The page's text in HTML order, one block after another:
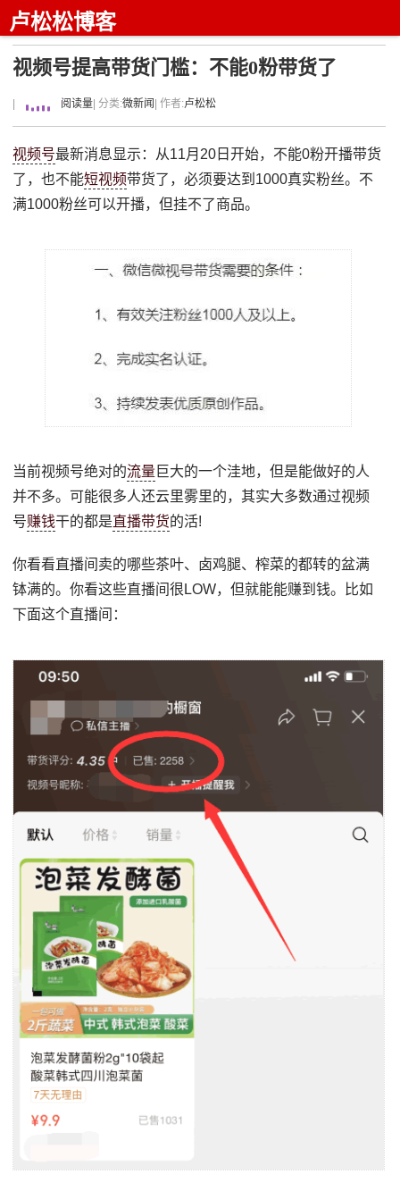
卢松松博客
视频号提高带货门槛：不能0粉带货了
阅读量 | 分类:微新闻 | 作者:卢松松
视频号最新消息显示：从11月20日开始，不能0粉开播带货
了，也不能短视频带货了，必须要达到1000真实粉丝。不
满1000粉丝可以开播，但挂不了商品。
当前视频号绝对的流量巨大的一个洼地，但是能做好的人
并不多。可能很多人还云里雾里的，其实大多数通过视频
号赚钱干的都是直播带货的活!
你看看直播间卖的哪些茶叶、卤鸡腿、榨菜的都转的盆满
钵满的。你看这些直播间很LOW，但就能能赚到钱。比如
下面这个直播间：